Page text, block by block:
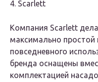
4. Scarlett
Компания Scarlett
максимально простой
повседневного
бренда оснащены
комплектацией